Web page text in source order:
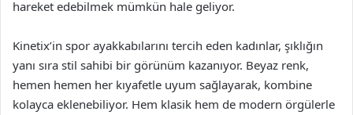
hareket edebilmek mümkün hale geliyor.
Kinetix’in spor ayakkabılarını tercih eden kadınlar, şıklığın
yanı sıra stil sahibi bir görünüm kazanıyor. Beyaz renk,
hemen hemen her kıyafetle uyum sağlayarak, kombine
kolayca eklenebiliyor. Hem klasik hem de modern örgülerle